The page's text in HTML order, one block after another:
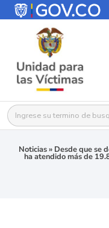
Buscar:
Noticias» Desde que se
ha atendido más de